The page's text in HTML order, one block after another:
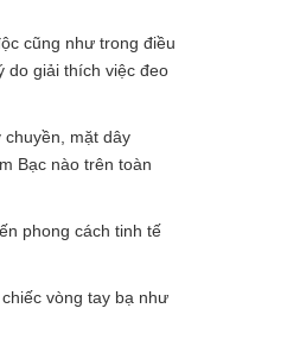
cũng như trong điều
do giải thích việc đeo
chuyền, mặt dây
Bạc nào trên toàn
phong cách tinh tế
vòng tay bạ như